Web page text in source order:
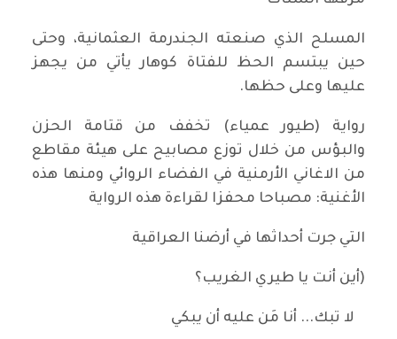
المسلح الذي صنعته الجندرمة العثمانية، وحتى
حين يبتسم الحظ للفتاة كوهار يأتي من يجهز
عليها وعلى حظها.
رواية (طيور عمياء) تخفف من قتامة الحزن
والبؤس من خلال توزع مصابيح على هيئة مقاطع
من الاغاني الأرمنية في الفضاء الروائي ومنها هذه
الأغنية: مصباحا محفزا لقراءة هذه الرواية
التي جرت أحداثها في أرضنا العراقية
(أين أنت يا طيري الغريب؟
لا تبك... أنا مَن عليه أن يبكي